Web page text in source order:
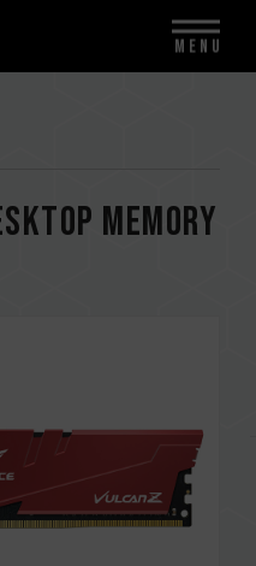
MEMORY
MENU